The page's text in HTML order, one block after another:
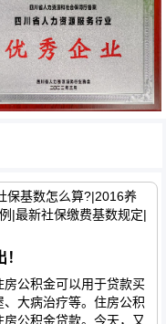
保基数怎么算?|2016养
|最新社保缴费基数规定|
公积金可以用于贷款买
大病治疗等。住房公积
公积金贷款。今天，又